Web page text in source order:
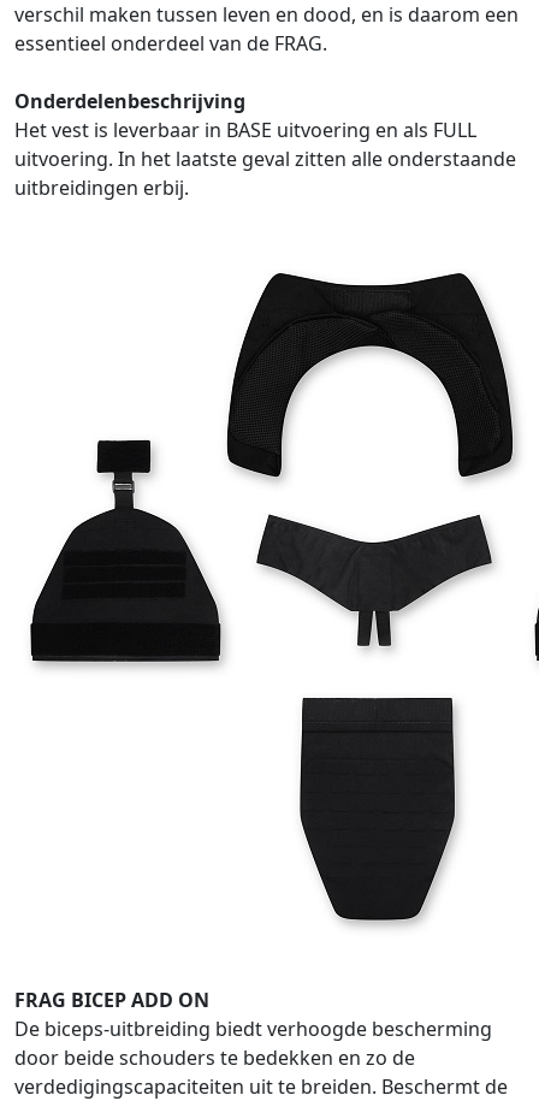
verschil maken tussen leven en dood, en is daarom een
essentieel onderdeel van de FRAG.
Onderdelenbeschrijving
Het vest is leverbaar in BASE uitvoering en als FULL
uitvoering. In het laatste geval zitten alle onderstaande
uitbreidingen erbij.
FRAG BICEP ADD ON
De biceps-uitbreiding biedt verhoogde bescherming
door beide schouders te bedekken en zo de
verdedigingscapaciteiten uit te breiden. Beschermt de